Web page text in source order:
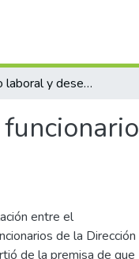
Compromiso laboral y desempeño laboral en los funcionarios de la Dirección Regional de Producción, Puno 2024
entre el
de la Dirección
de la premisa de que